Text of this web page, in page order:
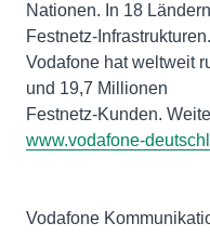
Nationen. In 18
Festnetz-Infrastrukturen.
Vodafone hat weltweit
und 19,7 Millionen
Festnetz-Kunden.
www.vodafone-
Vodafone